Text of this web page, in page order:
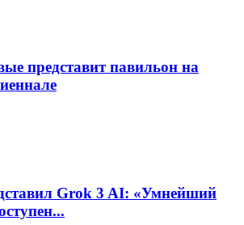
представит павильон на
Grok 3 AI: «Умнейший